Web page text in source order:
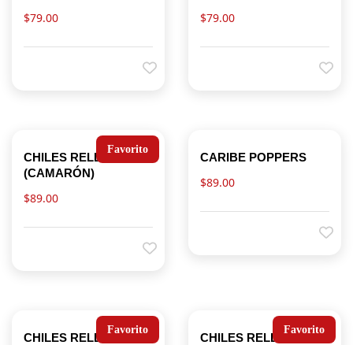
$79.00 $79.00
Favorito
CHILES RELLENOS
(CAMARÓN)
$89.00
CARIBE POPPERS
$89.00
Favorito
CHILES RELLENOS
Favorito
CHILES RELLENOS